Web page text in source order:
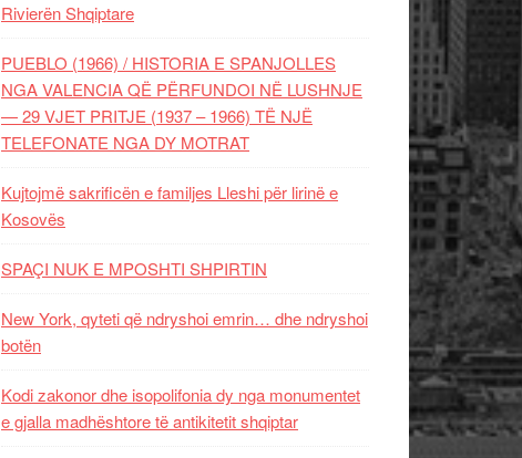
Rivierën Shqiptare
PUEBLO (1966) / HISTORIA E SPANJOLLES
NGA VALENCIA QË PËRFUNDOI NË LUSHNJE
— 29 VJET PRITJE (1937 – 1966) TË NJË
TELEFONATE NGA DY MOTRAT
Kujtojmë sakrificën e familjes Lleshi për lirinë e
Kosovës
SPAÇI NUK E MPOSHTI SHPIRTIN
New York, qyteti që ndryshoi emrin… dhe ndryshoi
botën
Kodi zakonor dhe isopolifonia dy nga monumentet
e gjalla madhështore të antikitetit shqiptar